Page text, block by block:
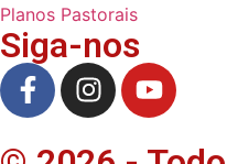
Planos Pastorais
Siga-nos